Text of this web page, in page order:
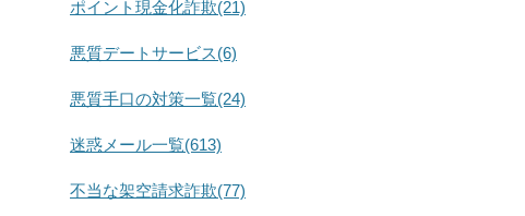
ポイント現金化詐欺(21)
悪質デートサービス(6)
悪質手口の対策一覧(24)
迷惑メール一覧(613)
不当な架空請求詐欺(77)